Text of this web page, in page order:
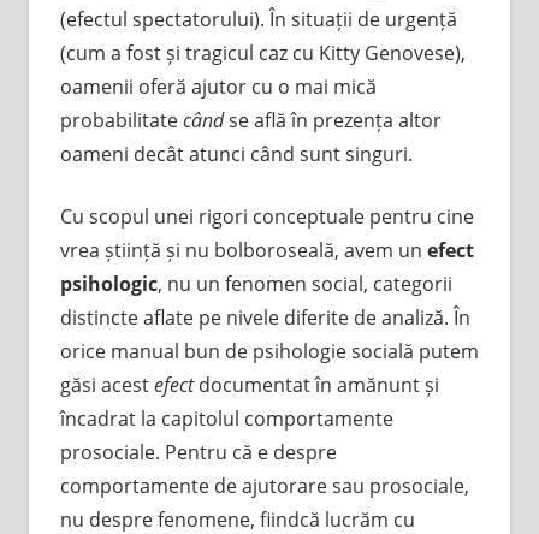
(efectul spectatorului). În situații de urgență
(cum a fost și tragicul caz cu Kitty Genovese),
oamenii oferă ajutor cu o mai mică
probabilitatecândse află în prezența altor
oameni decât atunci când sunt singuri.
Cu scopul unei rigori conceptuale pentru cine
vrea știință și nu bolboroseală, avem un efect
psihologic, nu un fenomen social, categorii
distincte aflate pe nivele diferite de analiză. În
orice manual bun de psihologie socială putem
găsi acestefectdocumentat în amănunt și
încadrat la capitolul comportamente
prosociale. Pentru că e despre
comportamente de ajutorare sau prosociale,
nu despre fenomene, fiindcă lucrăm cu